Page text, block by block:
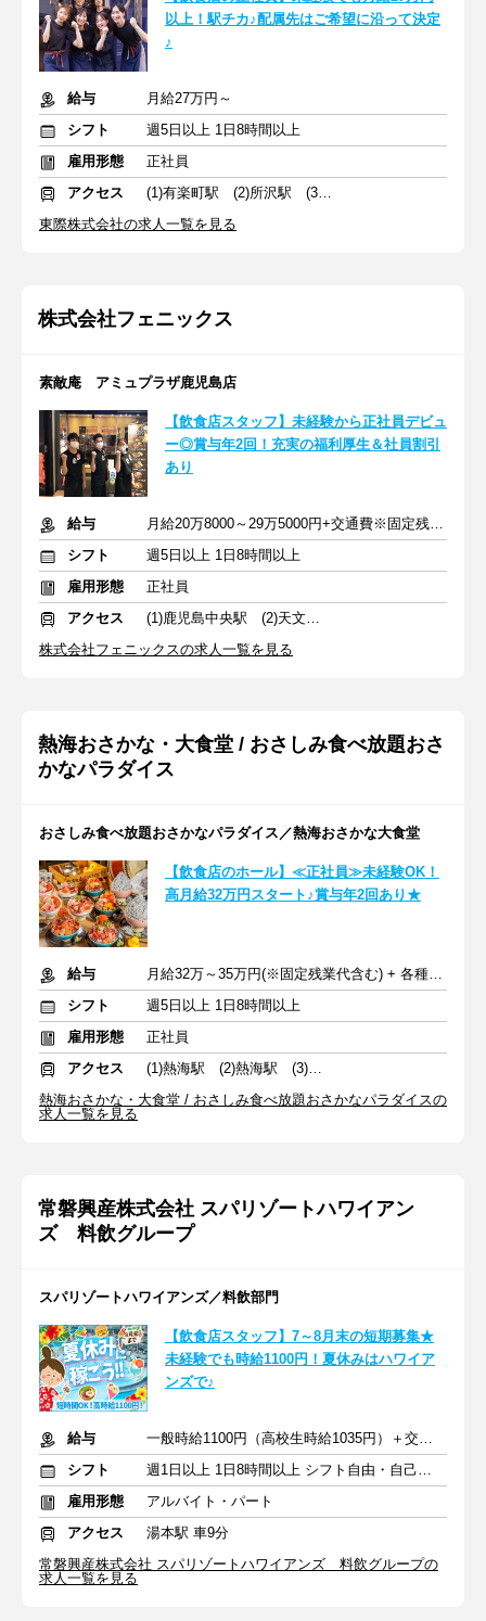
以上！駅チカ♪配属先はご希望に沿って決定
♪
給与
月給27万円～
シフト
週5日以上 1日8時間以上
雇用形態
正社員
アクセス
(1)有楽町駅 (2)所沢駅 (3)北浦和駅
東際株式会社の求人一覧を見る
株式会社フェニックス
素敵庵 アミュプラザ鹿児島店
【飲食店スタッフ】未経験から正社員デビュ
ー◎賞与年2回！充実の福利厚生＆社員割引
あり
給与
月給20万8000～29万5000円+交通費※固定残業代を含む
シフト
週5日以上 1日8時間以上
雇用形態
正社員
アクセス
(1)鹿児島中央駅 (2)天文館通駅
株式会社フェニックスの求人一覧を見る
熱海おさかな・大食堂 / おさしみ食べ放題おさ
かなパラダイス
おさしみ食べ放題おさかなパラダイス／熱海おさかな大食堂
【飲食店のホール】≪正社員≫未経験OK！
高月給32万円スタート♪賞与年2回あり★
給与
月給32万～35万円(※固定残業代含む) + 各種手当
シフト
週5日以上 1日8時間以上
雇用形態
正社員
アクセス
(1)熱海駅 (2)熱海駅 (3)熱海駅
熱海おさかな・大食堂 / おさしみ食べ放題おさかなパラダイスの
求人一覧を見る
常磐興産株式会社 スパリゾートハワイアン
ズ 料飲グループ
スパリゾートハワイアンズ／料飲部門
【飲食店スタッフ】7～8月末の短期募集★
未経験でも時給1100円！夏休みはハワイア
ンズで♪
給与
一般時給1100円（高校生時給1035円）＋交通費支給
シフト
週1日以上 1日8時間以上 シフト自由・自己申告
雇用形態
アルバイト・パート
アクセス
湯本駅 車9分
常磐興産株式会社 スパリゾートハワイアンズ 料飲グループの
求人一覧を見る